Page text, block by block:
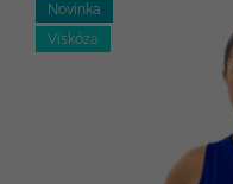
Novinka
Viskóza